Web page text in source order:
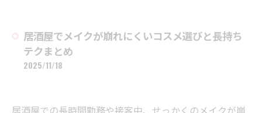
居酒屋でメイクが崩れにくいコスメ選びと長持ち
テクまとめ
2025/11/18
居酒屋での長時間勤務や接客中、せっかくのメイクが崩